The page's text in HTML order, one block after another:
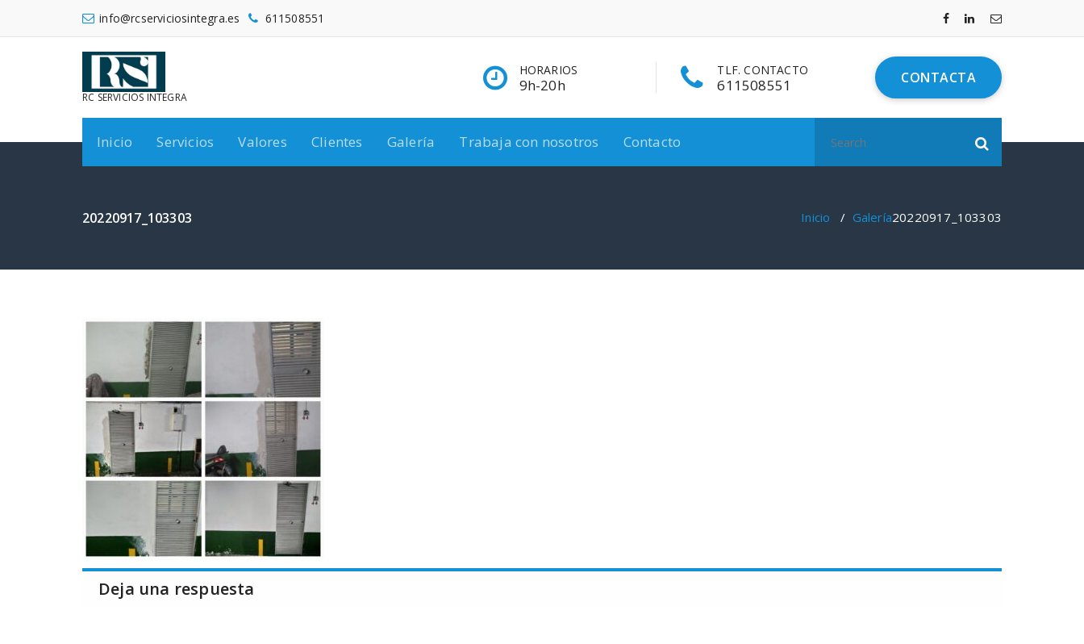
contenido
info@rcserviciosintegra.es 611508551
RC SERVICIOS INTEGRA
HORARIOS
9h-20h
TLF. CONTACTO
611508551 CONTACTA
Inicio Servicios Valores Clientes Galería Trabaja con nosotros Contacto
for:
20220917_103303 Inicio / Galería20220917_103303
Deja una respuesta